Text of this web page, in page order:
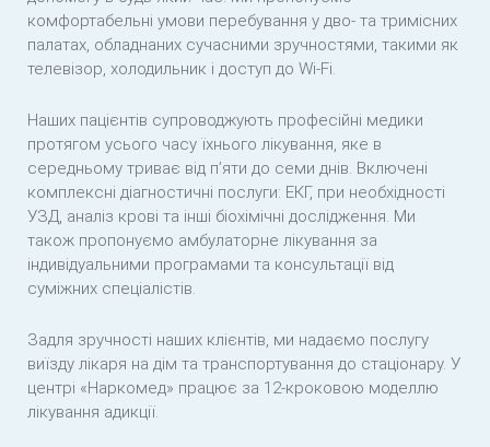
комфортабельні умови перебування у дво- та тримісних
палатах, обладнаних сучасними зручностями, такими як
телевізор, холодильник і доступ до Wi-Fi.
Наших пацієнтів супроводжують професійні медики
протягом усього часу їхнього лікування, яке в
середньому триває від п’яти до семи днів. Включені
комплексні діагностичні послуги: ЕКГ, при необхідності
УЗД, аналіз крові та інші біохімічні дослідження. Ми
також пропонуємо амбулаторне лікування за
індивідуальними програмами та консультації від
суміжних спеціалістів.
Задля зручності наших клієнтів, ми надаємо послугу
виїзду лікаря на дім та транспортування до стаціонару. У
центрі «Наркомед» працює за 12-кроковою моделлю
лікування адикції.